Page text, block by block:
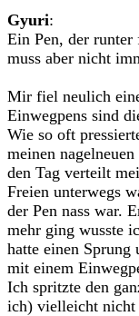
Gyuri:
Ein Pen, der runter
muss aber nicht
Mir fiel neulich
Einwegpens sind
Wie so oft
meinen
den Tag verteilt
Freien unterwegs
der Pen nass war.
mehr ging wusste
hatte einen Sprung
mit einem
Ich spritzte den
ich) vielleicht nicht